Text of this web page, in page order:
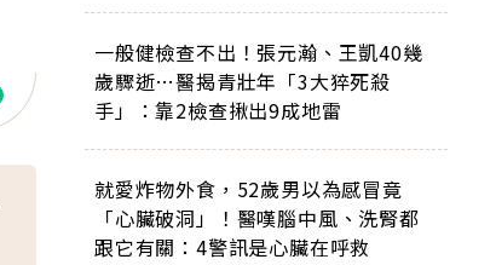
一般健檢查不出！張元瀚、王凱40幾
歲驟逝…醫揭青壯年「3大猝死殺
手」：靠2檢查揪出9成地雷
就愛炸物外食，52歲男以為感冒竟
「心臟破洞」！醫嘆腦中風、洗腎都
跟它有關：4警訊是心臟在呼救